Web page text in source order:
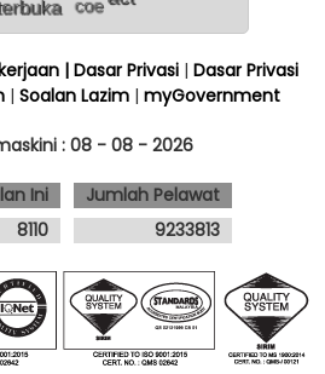
| Dasar Privasi| Dasar Privasi
| Soalan Lazim | myGovernment
: 08 - 08 - 2026
Ini
8110
Jumlah Pelawat
9233813